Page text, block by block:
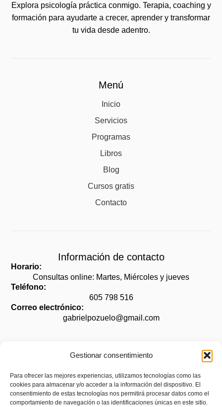
Gestionar consentimiento
Para ofrecer las mejores experiencias, utilizamos tecnologías como las
cookies para almacenar y/o acceder a la información del dispositivo. El
consentimiento de estas tecnologías nos permitirá procesar datos como el
comportamiento de navegación o las identificaciones únicas en este sitio.
Explora psicología práctica conmigo. Terapia, coaching y
formación para ayudarte a crecer, aprender y transformar
tu vida desde adentro.
Menú
Inicio
Servicios
Programas
Libros
Blog
Cursos gratis
Contacto
Información de contacto
Horario:
Consultas online: Martes, Miércoles y jueves
Teléfono:
605 798 516
Correo electrónico:
gabrielpozuelo@gmail.com
Aviso legal
Política de privacidad